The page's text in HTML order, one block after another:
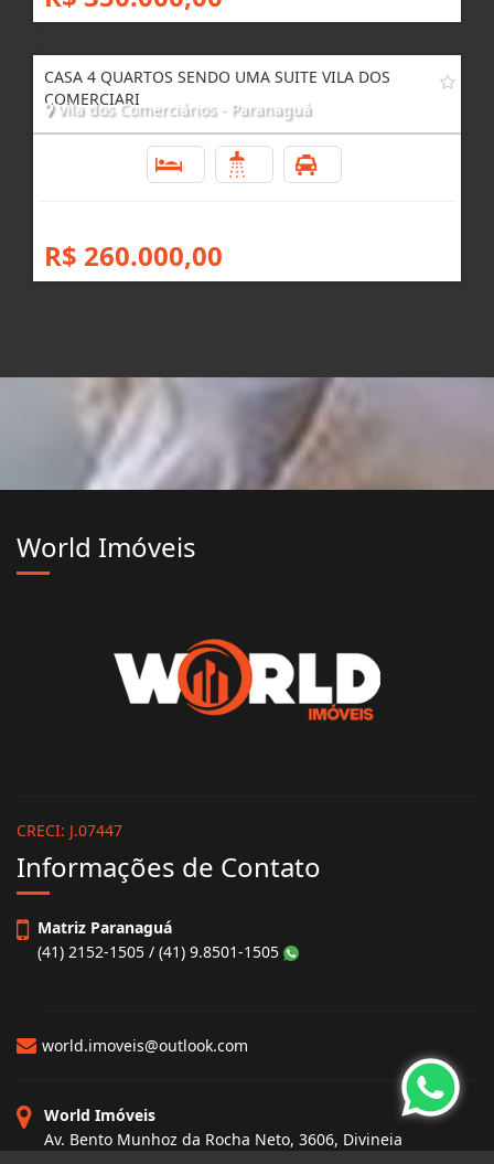
CASA 4 QUARTOS SENDO UMA SUITE VILA DOS
COMERCIARI
Vila dos Comerciários - Paranaguá
R$ 260.000,00
World Imóveis
CRECI: J.07447
Informações de Contato
Matriz Paranaguá
(41) 2152-1505 / (41) 9.8501-1505
world.imoveis@outlook.com
World Imóveis
Av. Bento Munhoz da Rocha Neto, 3606, Divineia